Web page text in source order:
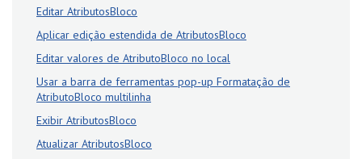
Editar AtributosBloco
Aplicar edição estendida de AtributosBloco
Editar valores de AtributoBloco no local
Usar a barra de ferramentas pop-up Formatação de
AtributoBloco multilinha
Exibir AtributosBloco
Atualizar AtributosBloco